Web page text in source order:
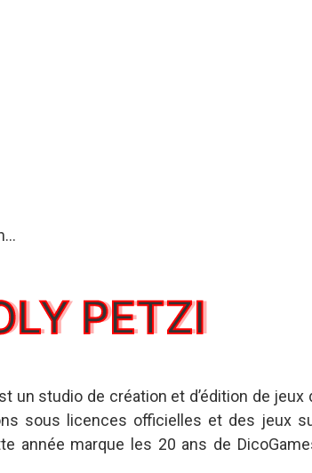
PETZI
un studio de création et d’édition de
sous licences officielles et des jeux
année marque les 20 ans de